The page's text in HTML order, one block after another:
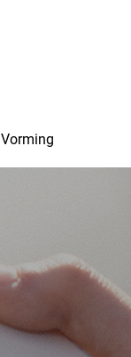
Vorming